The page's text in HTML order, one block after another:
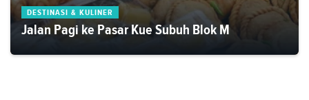
DESTINASI & KULINER
Jalan Pagi ke Pasar Kue Subuh Blok M